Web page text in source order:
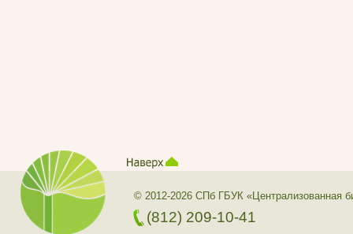
© 2012-2026 СПб ГБУК «Централизованная
(812) 209-10-41